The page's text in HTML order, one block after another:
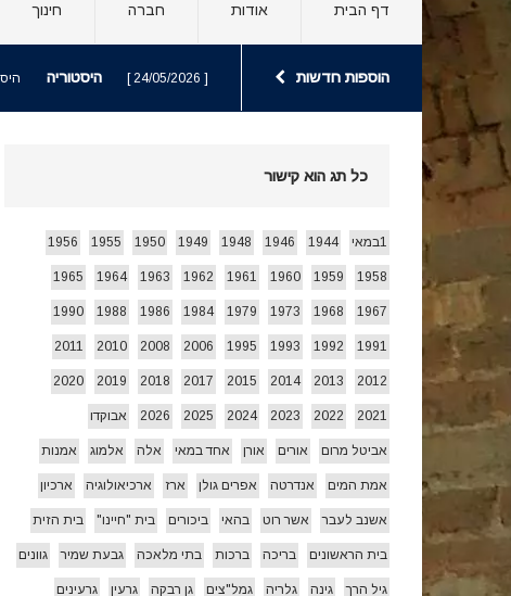
דף הבית אודות חברה חינוך
הוספות חדשות [ 24/05/2026 ] היסטוריה
[ 26/07/2026 ] זרעי קיץ/ היי
כל תג הוא קישור
1במאי 1944
1946
1948
1949
1950
1955
1956
1958
1959
1960
1961
1962
1963
1964
1965
1967
1968
1973
1979
1984
1986
1988
1990
1991
1992
1993
1995
2006
2008
2010
2011
2012
2013
2014
2015
2017
2018
2019
2020
2021
2022
2023
2024
2025
2026 אבוקדו
אביטל מרום אורים אורן אחד במאי אלה אלמוג אמנות
אמת המים אנדרטה אפרים גולן ארז ארכיאולוגיה ארכיון
אשנב לעבר אשר רוט בהאי ביכורים בית "חיינו" בית הזית
בית הראשונים בריכה ברכות בתי מלאכה גבעת שמיר גוונים
גיל הרך גינה גלריה גמל"צים גן רבקה גרעין גרעינים